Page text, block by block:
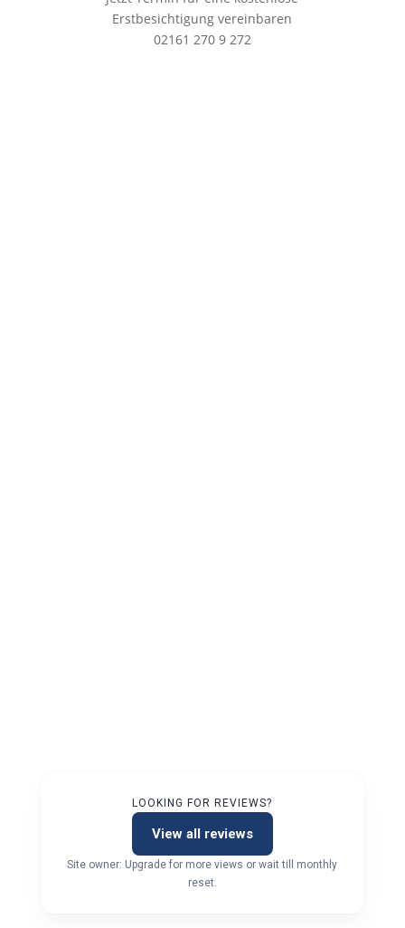
Erstbesichtigung vereinbaren
02161 270 9 272
LOOKING FOR REVIEWS?
View all reviews
Site owner: Upgrade for more views or wait till monthly
reset.